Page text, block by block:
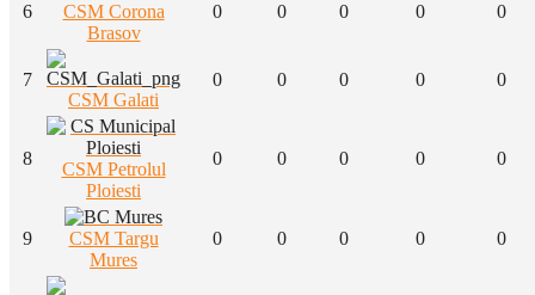
6
CSM Corona
Brasov
0 0 0 0 0
7
CSM Galati
0 0 0 0 0
8
CSM Petrolul
Ploiesti
0 0 0 0 0
9
CSM Targu
Mures
0 0 0 0 0